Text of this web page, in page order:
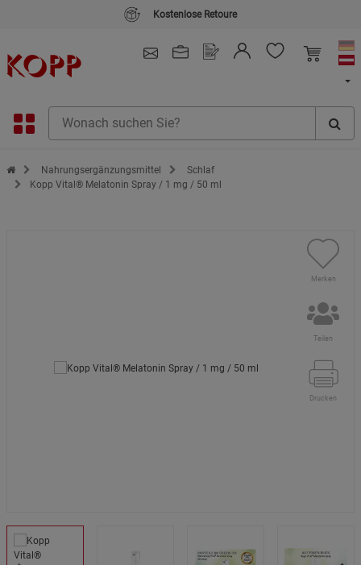
Kostenlose Retoure
Zur Startseite des Kopp Verlag Online-Shop
Nahrungsergänzungsmittel
Schlaf
Kopp Vital® Melatonin Spray / 1 mg / 50 ml
Merken
Teilen
Drucken